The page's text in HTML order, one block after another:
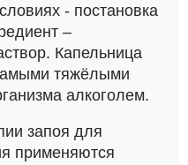
- постановка
–
Капельница
тяжёлыми
алкоголем.
запоя для
применяются